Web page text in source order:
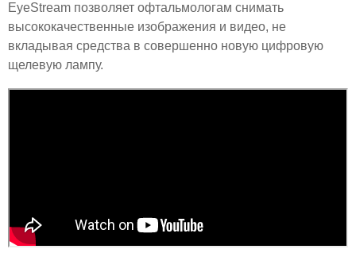
EyeStream позволяет офтальмологам снимать
высококачественные изображения и видео, не
вкладывая средства в совершенно новую цифровую
щелевую лампу.